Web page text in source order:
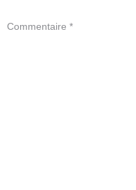
Commentaire *